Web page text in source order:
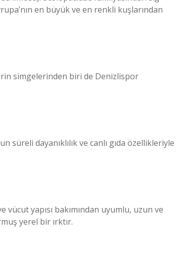
en büyük ve en renkli kuşlarından
simgelerinden biri de Denizlispor
süreli dayanıklılık ve canlı gıda özellikleriyle
yapısı bakımından uyumlu, uzun ve
yerel bir ırktır.